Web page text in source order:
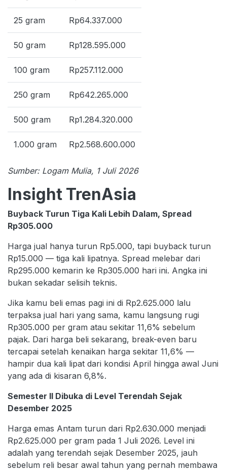
25 gram Rp64.337.000
50 gram Rp128.595.000
100 gram Rp257.112.000
250 gram Rp642.265.000
500 gram Rp1.284.320.000
1.000 gram Rp2.568.600.000
Sumber: Logam Mulia, 1 Juli 2026
Insight TrenAsia
Buyback Turun Tiga Kali Lebih Dalam, Spread
Rp305.000
Harga jual hanya turun Rp5.000, tapi buyback turun
Rp15.000 — tiga kali lipatnya. Spread melebar dari
Rp295.000 kemarin ke Rp305.000 hari ini. Angka ini
bukan sekadar selisih teknis.
Jika kamu beli emas pagi ini di Rp2.625.000 lalu
terpaksa jual hari yang sama, kamu langsung rugi
Rp305.000 per gram atau sekitar 11,6% sebelum
pajak. Dari harga beli sekarang, break-even baru
tercapai setelah kenaikan harga sekitar 11,6% —
hampir dua kali lipat dari kondisi April hingga awal Juni
yang ada di kisaran 6,8%.
Semester II Dibuka di Level Terendah Sejak
Desember 2025
Harga emas Antam turun dari Rp2.630.000 menjadi
Rp2.625.000 per gram pada 1 Juli 2026. Level ini
adalah yang terendah sejak Desember 2025, jauh
sebelum reli besar awal tahun yang pernah membawa